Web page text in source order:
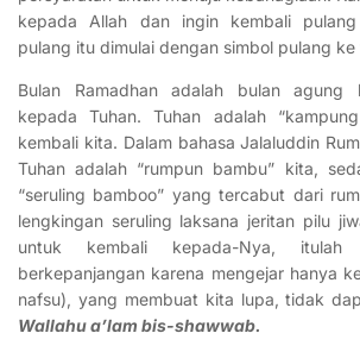
kepada Allah dan ingin kembali
pulang itu dimulai dengan simbol pulang ke
Bulan Ramadhan adalah bulan agung
kepada Tuhan. Tuhan adalah
kembali kita. Dalam bahasa Jalaluddin
Tuhan adalah “rumpun bambu” kita,
“seruling bamboo” yang tercabut dari
lengkingan seruling laksana jeritan pilu
untuk kembali kepada-Nya, itulah
berkepanjangan karena mengejar hanya
nafsu), yang membuat kita lupa, tidak
Wallahu a’lam bis-shawwab.